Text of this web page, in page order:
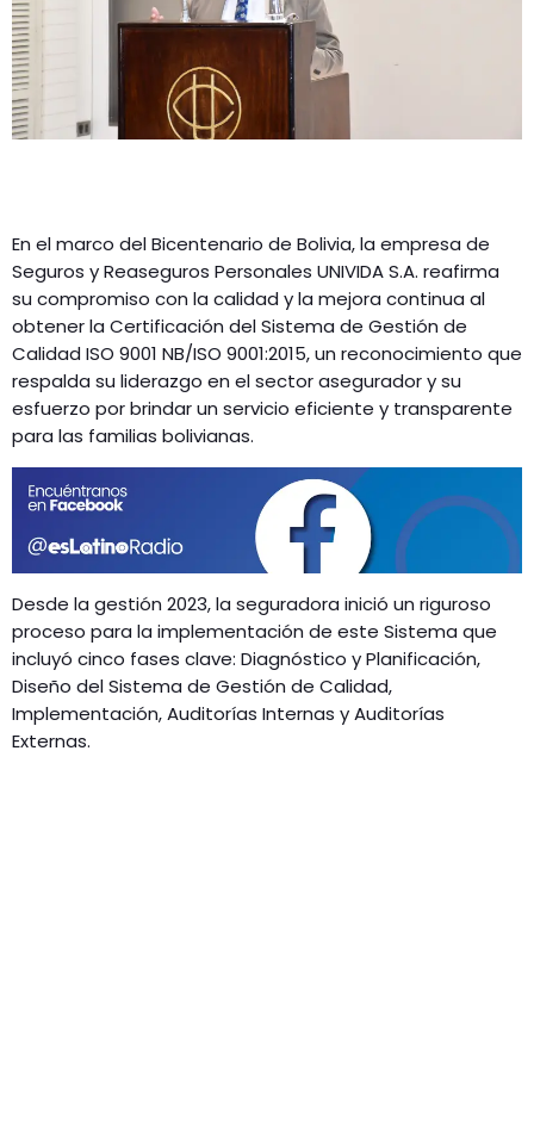
En el marco del Bicentenario de Bolivia, la empresa de
Seguros y Reaseguros Personales UNIVIDA S.A. reafirma
su compromiso con la calidad y la mejora continua al
obtener la Certificación del Sistema de Gestión de
Calidad ISO 9001 NB/ISO 9001:2015, un reconocimiento que
respalda su liderazgo en el sector asegurador y su
esfuerzo por brindar un servicio eficiente y transparente
para las familias bolivianas.
Desde la gestión 2023, la seguradora inició un riguroso
proceso para la implementación de este Sistema que
incluyó cinco fases clave: Diagnóstico y Planificación,
Diseño del Sistema de Gestión de Calidad,
Implementación, Auditorías Internas y Auditorías
Externas.